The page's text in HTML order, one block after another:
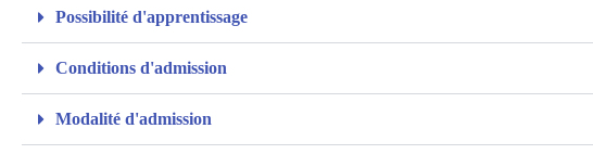
Possibilité d'apprentissage
Conditions d'admission
Modalité d'admission